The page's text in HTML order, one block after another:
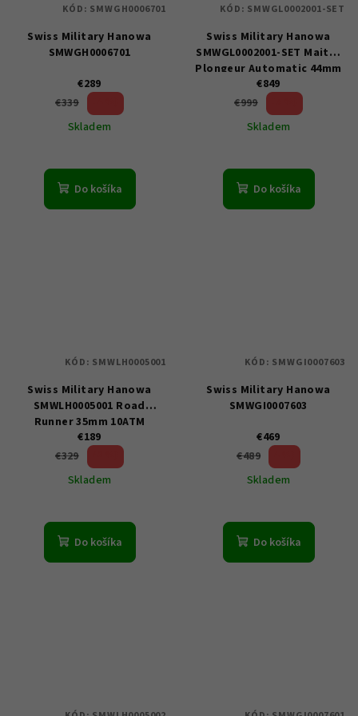
Swiss Military Hanowa
SMWGH0006701
€289
€339
Skladem
Do košíka
KÓD: SMWGH0006701
Swiss Military Hanowa
SMWGL0002001-SET Maitre
Plongeur Automatic 44mm
100ATM
€849
€999
Skladem
Do košíka
KÓD: SMWGL0002001-SET
Swiss Military Hanowa
SMWLH0005001 Road
Runner 35mm 10ATM
€189
€329
Skladem
Do košíka
KÓD: SMWLH0005001
Swiss Military Hanowa
SMWGI0007603
€469
€489
Skladem
Do košíka
KÓD: SMWGI0007603